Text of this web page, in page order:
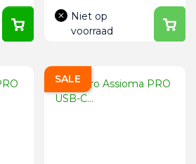
Niet op
voorraad
SALE